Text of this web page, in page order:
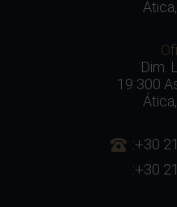
Dim.
19 300
:+30
:+30